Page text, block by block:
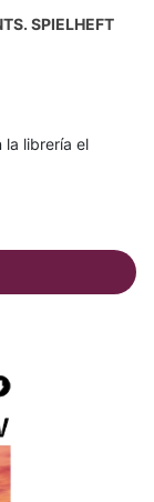
SPIELHEFT
la librería el